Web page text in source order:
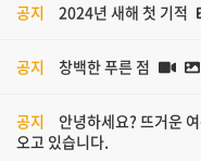
공지 2024년 새해 첫 기적
공지 창백한 푸른 점
공지
안녕하세요? 뜨거운
오고 있습니다.